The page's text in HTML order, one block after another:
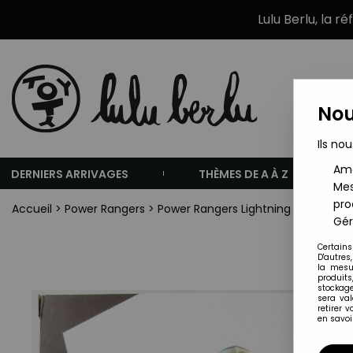
Lulu Berlu, la
DERNIERS ARRIVAGES THÈMES DE A À Z
Accueil > Power Rangers > Power Rangers Lightning
Ils
la
sera
retirer
en